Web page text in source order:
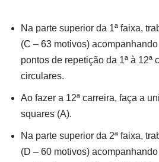
Na parte superior da 1ª faixa,
(C – 63 motivos)
pontos de repetição da 1ª à 12ª
circulares.
Ao fazer a 12ª carreira, faça a
squares (A).
Na parte superior da 2ª faixa,
(D – 60 motivos)